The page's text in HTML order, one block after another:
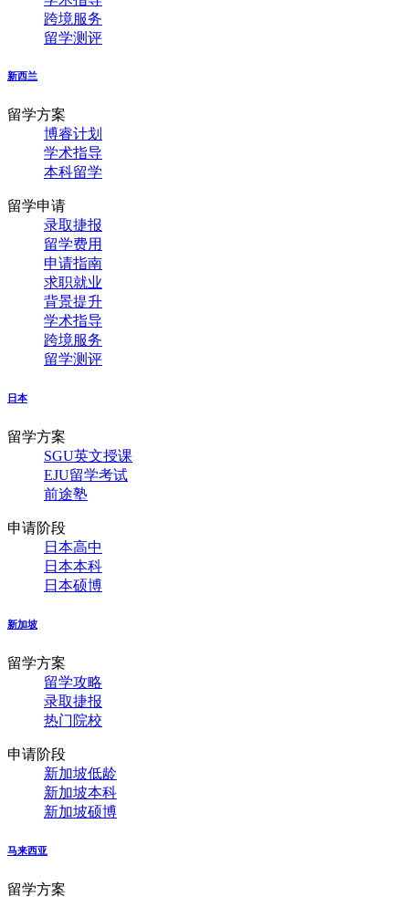
跨境服务
留学测评
新西兰
留学方案
博睿计划
学术指导
本科留学
留学申请
录取捷报
留学费用
申请指南
求职就业
背景提升
学术指导
跨境服务
留学测评
日本
留学方案
SGU英文授课
EJU留学考试
前途塾
申请阶段
日本高中
日本本科
日本硕博
新加坡
留学方案
留学攻略
录取捷报
热门院校
申请阶段
新加坡低龄
新加坡本科
新加坡硕博
马来西亚
留学方案